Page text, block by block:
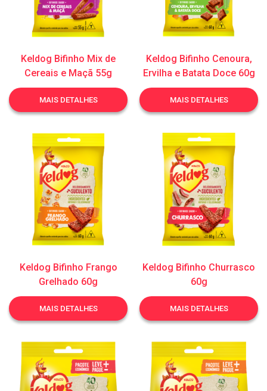
Keldog Bifinho Mix de
Cereais e Maçã 55g
MAIS DETALHES
Keldog Bifinho Cenoura,
Ervilha e Batata Doce 60g
MAIS DETALHES
Keldog Bifinho Frango
Grelhado 60g
MAIS DETALHES
Keldog Bifinho Churrasco
60g
MAIS DETALHES